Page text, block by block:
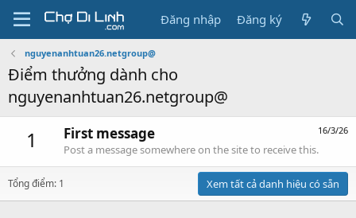
Đăng nhập Đăng ký
nguyenanhtuan26.netgroup@
Điểm thưởng dành cho
nguyenanhtuan26.netgroup@
1 16/3/26
First message
Post a message somewhere on the site to receive this.
Tổng điểm: 1 Xem tất cả danh hiệu có sẵn